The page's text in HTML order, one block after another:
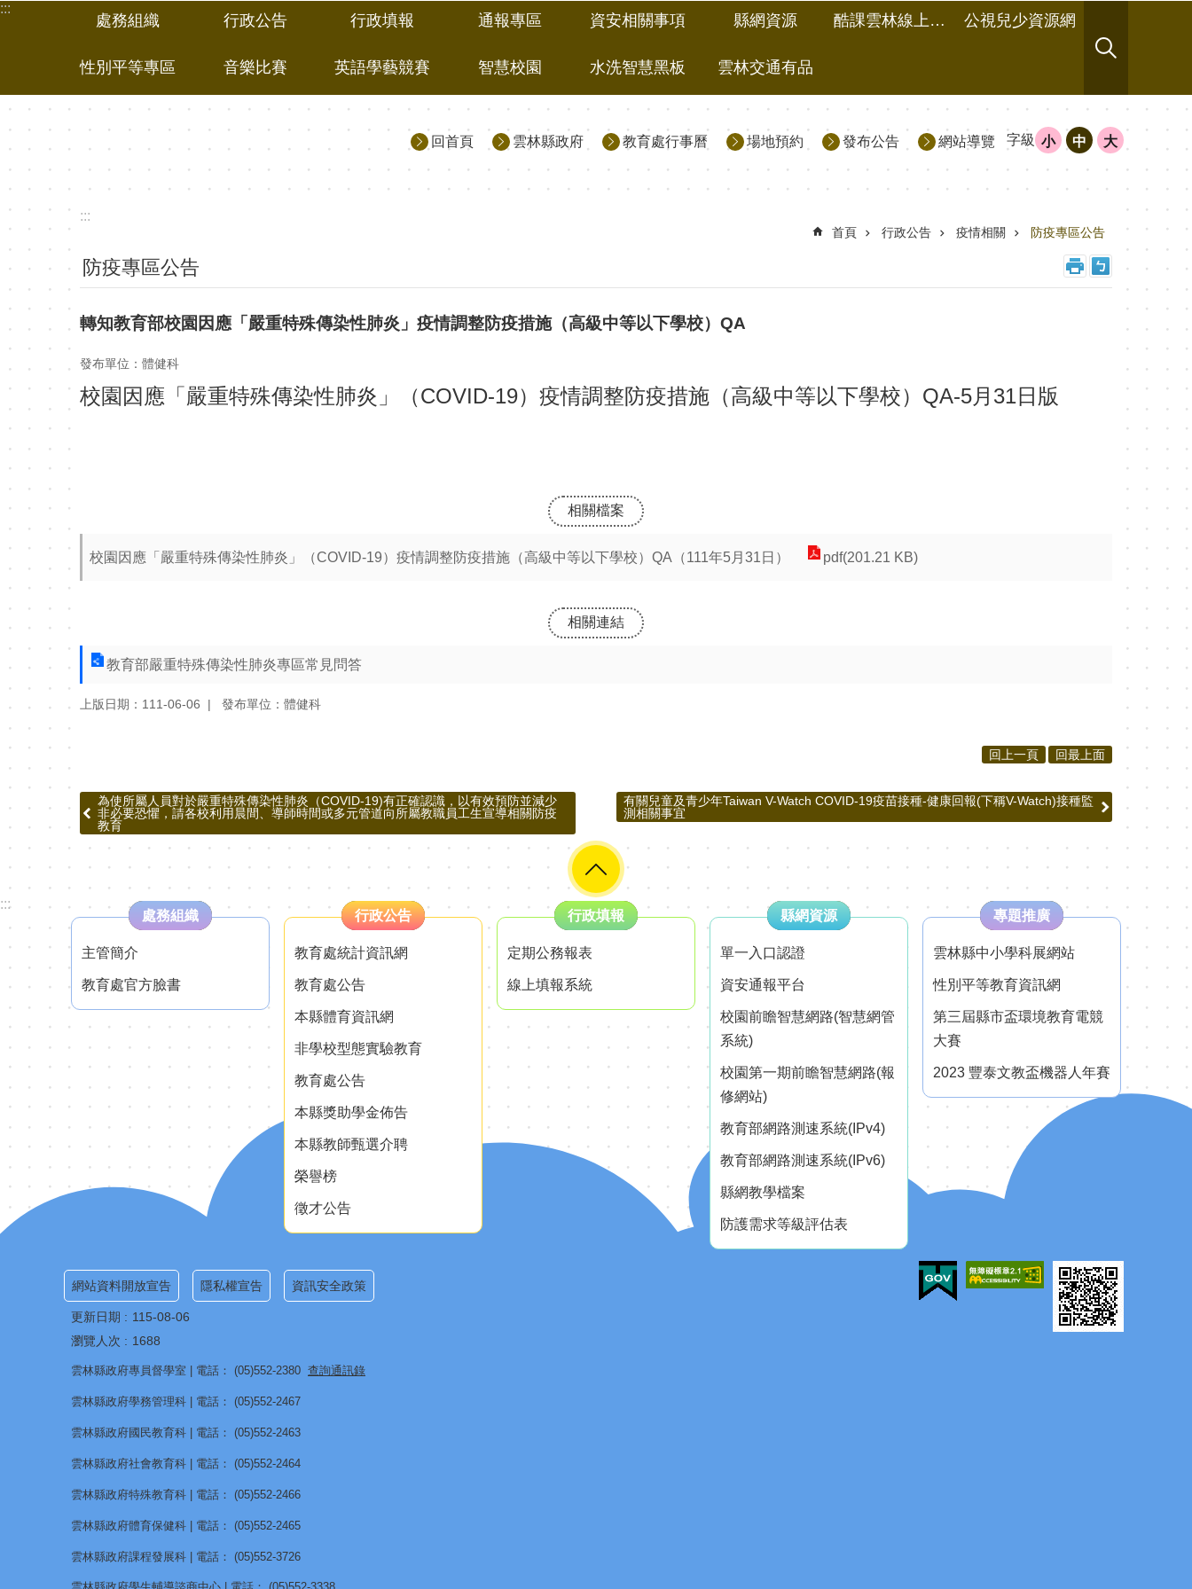
跳到主要內容區塊
:::
處務組織 行政公告 行政填報 通報專區 資安相關事項 縣網資源 酷課雲林線上教學成果分享平台 公視兒少資源網
性別平等專區 音樂比賽 英語學藝競賽 智慧校園 水洗智慧黑板 雲林交通有品
回首頁 雲林縣政府 教育處行事曆 場地預約 發布公告 網站導覽 字級 小 中 大
:::
首頁 行政公告 疫情相關 防疫專區公告
防疫專區公告
轉知教育部校園因應「嚴重特殊傳染性肺炎」疫情調整防疫措施（高級中等以下學校）QA
發布單位：體健科
校園因應「嚴重特殊傳染性肺炎」（COVID-19）疫情調整防疫措施（高級中等以下學校）QA-5月31日版
相關檔案
校園因應「嚴重特殊傳染性肺炎」（COVID-19）疫情調整防疫措施（高級中等以下學校）QA（111年5月31日） pdf(201.21 KB)
相關連結
教育部嚴重特殊傳染性肺炎專區常見問答
上版日期：111-06-06 發布單位：體健科
回上一頁 回最上面
為使所屬人員對於嚴重特殊傳染性肺炎（COVID-19)有正確認識，以有效預防並減少
非必要恐懼，請各校利用晨間、導師時間或多元管道向所屬教職員工生宣導相關防疫
教育
有關兒童及青少年Taiwan V-Watch COVID-19疫苗接種-健康回報(下稱V-Watch)接種監
測相關事宜
:::
處務組織
主管簡介
教育處官方臉書
行政公告
教育處統計資訊網
教育處公告
本縣體育資訊網
非學校型態實驗教育
教育處公告
本縣獎助學金佈告
本縣教師甄選介聘
榮譽榜
徵才公告
行政填報
定期公務報表
線上填報系統
縣網資源
單一入口認證
資安通報平台
校園前瞻智慧網路(智慧網管
系統)
校園第一期前瞻智慧網路(報
修網站)
教育部網路測速系統(IPv4)
教育部網路測速系統(IPv6)
縣網教學檔案
防護需求等級評估表
專題推廣
雲林縣中小學科展網站
性別平等教育資訊網
第三屆縣市盃環境教育電競
大賽
2023 豐泰文教盃機器人年賽
網站資料開放宣告 隱私權宣告 資訊安全政策
更新日期
115-08-06
瀏覽人次
1688
雲林縣政府專員督學室 | 電話： (05)552-2380 查詢通訊錄
雲林縣政府學務管理科 | 電話： (05)552-2467
雲林縣政府國民教育科 | 電話： (05)552-2463
雲林縣政府社會教育科 | 電話： (05)552-2464
雲林縣政府特殊教育科 | 電話： (05)552-2466
雲林縣政府體育保健科 | 電話： (05)552-2465
雲林縣政府課程發展科 | 電話： (05)552-3726